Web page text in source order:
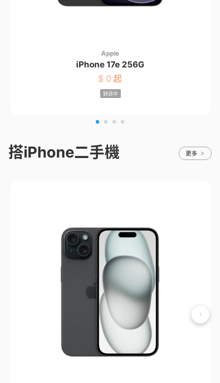
Apple
iPhone 17e 256G
$ 0 起
缺貨中
搭iPhone二手機 更多